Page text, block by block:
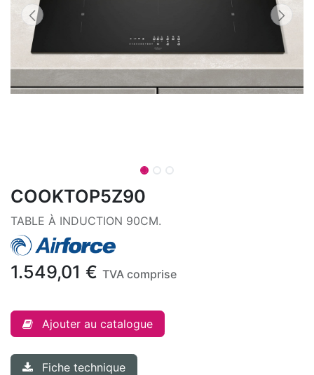
COOKTOP5Z90
TABLE À INDUCTION 90CM.
1.549,01 € TVA comprise
Ajouter au catalogue
Fiche technique